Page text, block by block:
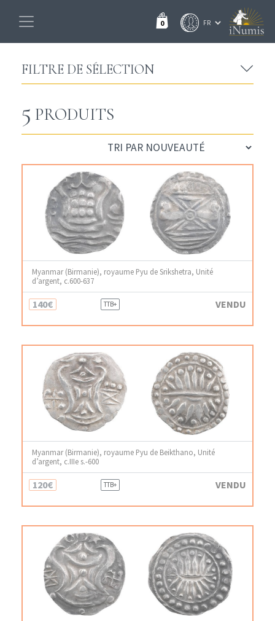
0
FILTRE DE SÉLECTION
5 PRODUITS
Myanmar (Birmanie), royaume Pyu de Srikshetra, Unité
d’argent, c.600-637
140€ TTB+ VENDU
Myanmar (Birmanie), royaume Pyu de Beikthano, Unité
d’argent, c.IIIe s.-600
120€ TTB+ VENDU